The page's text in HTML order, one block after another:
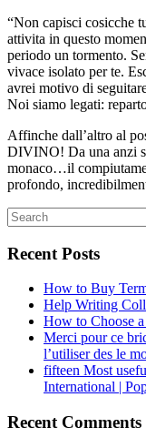
“Non capisci cosicche
attivita in questo
periodo un tormento.
vivace isolato per te.
avrei motivo di
Noi siamo legati:
Affinche dall’altro al
DIVINO! Da una anzi
monaco…il
profondo,
Recent Posts
How to Buy
Help Writing
How to Choose
Merci pour ce
l’utiliser des le
fifteen Most
International |
Recent Comments